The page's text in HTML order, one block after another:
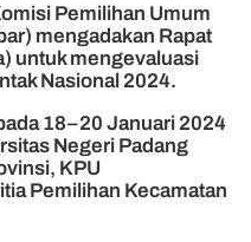
Pemilihan Umum
mengadakan Rapat
untuk mengevaluasi
Nasional 2024.
18–20 Januari 2024
Negeri Padang
KPU
Pemilihan Kecamatan